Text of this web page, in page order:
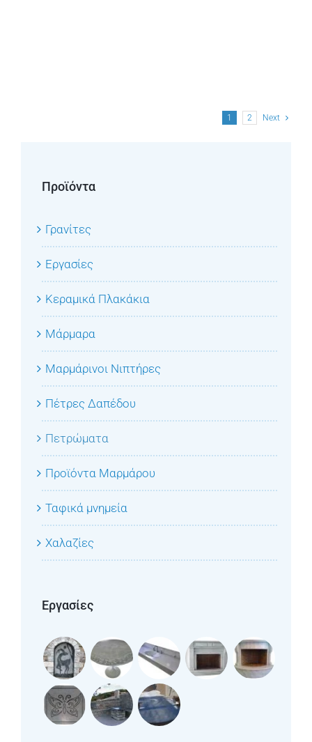
1 2 Next
Προϊόντα
Γρανίτες
Εργασίες
Κεραμικά Πλακάκια
Μάρμαρα
Μαρμάρινοι Νιπτήρες
Πέτρες Δαπέδου
Πετρώματα
Προϊόντα Μαρμάρου
Ταφικά μνημεία
Χαλαζίες
Εργασίες